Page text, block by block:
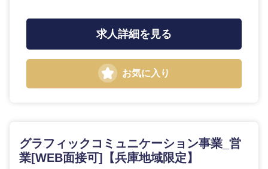
求人詳細を見る
お気に入り
グラフィックコミュニケーション事業_営
業[WEB面接可]【兵庫地域限定】